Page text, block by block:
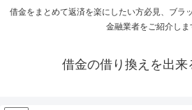
借金をまとめて返済を楽にしたい方必見、ブラ
金融業者をご紹介しま
借金の借り換えを出来